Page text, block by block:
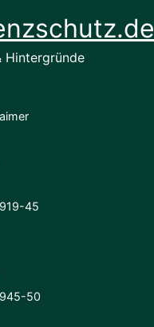
Hintergründe
45
50